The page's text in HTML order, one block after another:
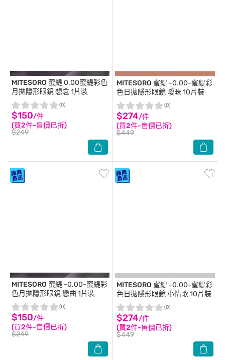
MITESORO 蜜緹0.00蜜緹彩色
月拋隱形眼鏡 想念 1片裝
$150/件
(買2件-售價已折)
$249
(0)
MITESORO 蜜緹 -0.00-蜜緹彩
色日拋隱形眼鏡 曖昧 10片裝
$274/件
(買2件-售價已折)
$449
(0)
MITESORO 蜜緹 -0.00-蜜緹彩
色月拋隱形眼鏡 戀曲 1片裝
$150/件
(買2件-售價已折)
$249
(0)
MITESORO 蜜緹 -0.00-蜜緹彩
色日拋隱形眼鏡 小情歌 10片裝
$274/件
(買2件-售價已折)
$449
(0)